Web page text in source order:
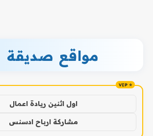
مواقع صديقة
اول اثنين ريادة اعمال
مشاركة ارباح ادسنس